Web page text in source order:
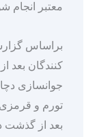
معتبر انجام
براساس
کنندگان بعد
جوانسازی
تورم و
بعد از گذشت